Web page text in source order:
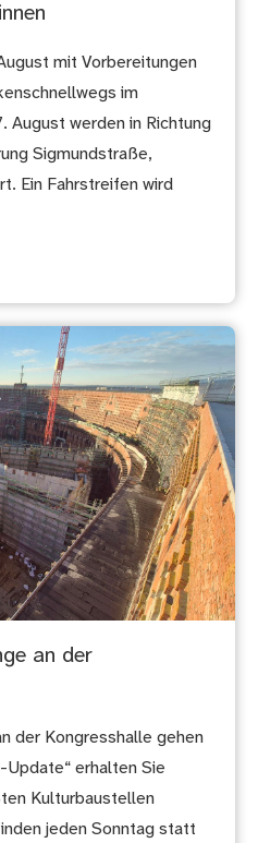
mit Vorbereitungen
im
August werden in Richtung
Sigmundstraße,
Ein Fahrstreifen wird
an der
der Kongresshalle gehen
erhalten Sie
Kulturbaustellen
jeden Sonntag statt